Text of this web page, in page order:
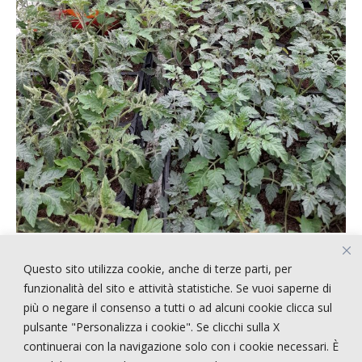
Questo sito utilizza cookie, anche di terze parti, per
funzionalità del sito e attività statistiche. Se vuoi saperne di
più o negare il consenso a tutti o ad alcuni cookie clicca sul
pulsante "Personalizza i cookie". Se clicchi sulla X
continuerai con la navigazione solo con i cookie necessari. È
ARTICOLI RECENTI
!!!!! CERCASI PERSONALE !!!!
STRANGE STYLE